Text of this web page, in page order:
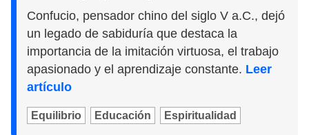
Confucio, pensador chino del siglo V a.C., dejó
un legado de sabiduría que destaca la
importancia de la imitación virtuosa, el trabajo
apasionado y el aprendizaje constante. Leer
artículo
Equilibrio Educación Espiritualidad